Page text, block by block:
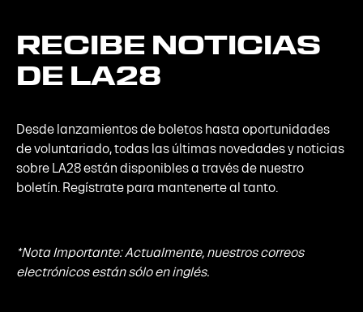
RECIBE NOTICIAS
DE LA28
Desde lanzamientos de boletos hasta oportunidades
de voluntariado, todas las últimas novedades y noticias
sobre LA28 están disponibles a través de nuestro
boletín. Regístrate para mantenerte al tanto.
*Nota Importante: Actualmente, nuestros correos
electrónicos están sólo en inglés.